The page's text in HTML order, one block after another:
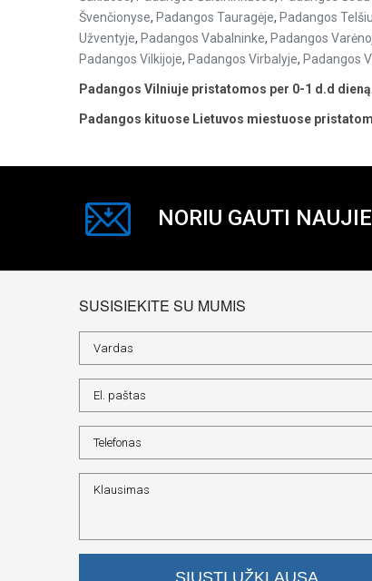
Švenčionyse, Padangos Tauragėje, Padangos
Užventyje, Padangos Vabalninke, Padangos
Padangos Vilkijoje, Padangos Virbalyje, Padangos
Padangos Vilniuje pristatomos per 0-1 d.d
Padangos kituose Lietuvos miestuose
NORIU GAUTI
SUSISIEKITE SU MUMIS
SIŲSTI UŽKLAUSĄ